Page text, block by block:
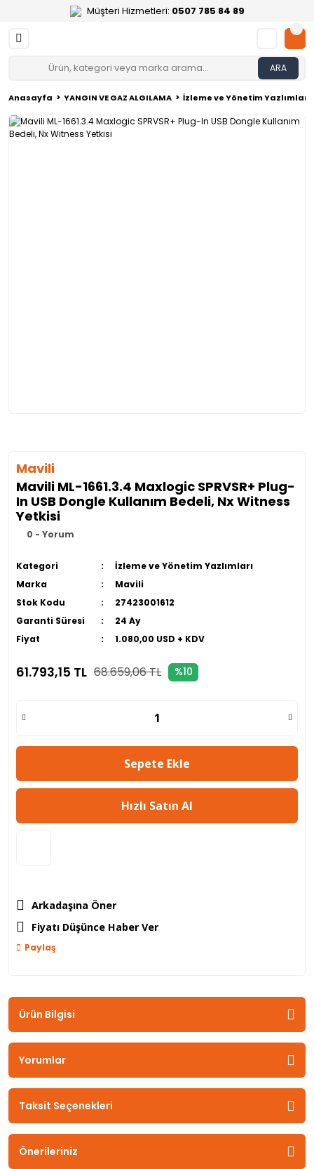
Müşteri Hizmetleri: 0507 785 84 89
ARA
Anasayfa YANGIN VE GAZ ALGILAMA İzleme ve Yönetim Yazlımları
Mavili
Mavili ML-1661.3.4 Maxlogic SPRVSR+ Plug-
In USB Dongle Kullanım Bedeli, Nx Witness
Yetkisi
0 - Yorum
Kategori
İzleme ve Yönetim Yazlımları
Marka
Mavili
Stok Kodu
27423001612
Garanti Süresi
24 Ay
Fiyat
1.080,00 USD + KDV
61.793,15 TL 68.659,06 TL %10
Sepete Ekle
Hızlı Satın Al
Arkadaşına Öner
Fiyatı Düşünce Haber Ver
Paylaş
Ürün Bilgisi
Yorumlar
Taksit Seçenekleri
Önerileriniz